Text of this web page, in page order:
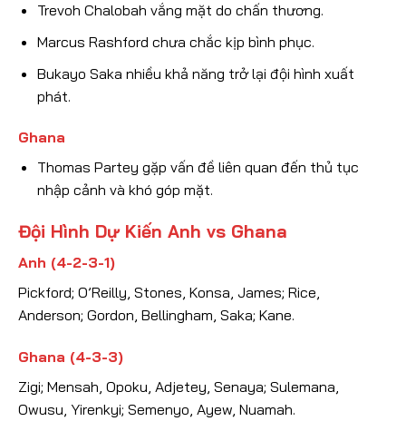
Trevoh Chalobah vắng mặt do chấn thương.
Marcus Rashford chưa chắc kịp bình phục.
Bukayo Saka nhiều khả năng trở lại đội hình xuất
phát.
Ghana
Thomas Partey gặp vấn đề liên quan đến thủ tục
nhập cảnh và khó góp mặt.
Đội Hình Dự Kiến Anh vs Ghana
Anh (4-2-3-1)
Pickford; O’Reilly, Stones, Konsa, James; Rice,
Anderson; Gordon, Bellingham, Saka; Kane.
Ghana (4-3-3)
Zigi; Mensah, Opoku, Adjetey, Senaya; Sulemana,
Owusu, Yirenkyi; Semenyo, Ayew, Nuamah.